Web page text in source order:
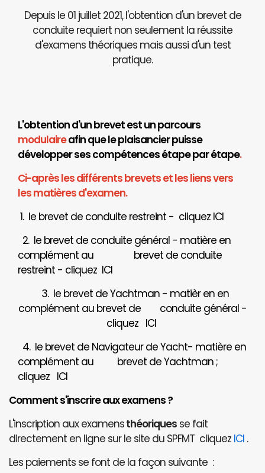
Depuis le 01 juillet 2021, l'obtention d'un brevet de
conduite requiert non seulement la réussite
d'examens théoriques mais aussi d'un test
pratique.
L'obtention d'un brevet est un parcours
modulaireafin que le plaisancier puisse
développer ses compétences étape par étape.
Ci-après les différents brevets et les liens vers
les matières d'examen.
1. le brevet de conduite restreint - cliquez ICI
2. le brevet de conduite général - matière en
complément au brevet de conduite
restreint - cliquez ICI
3. le brevet de Yachtman - matièr en en
complément au brevet de
conduite général -
cliquez ICI
4. le brevet de Navigateur de Yacht- matière en
complément au brevet de Yachtman ;
cliquez ICI
Comment s'inscrire aux examens ?
L'inscription aux examensthéoriques se fait
directement en ligne sur le site du SPFMT cliquez ICI .
Les paiements se font de la façon suivante :